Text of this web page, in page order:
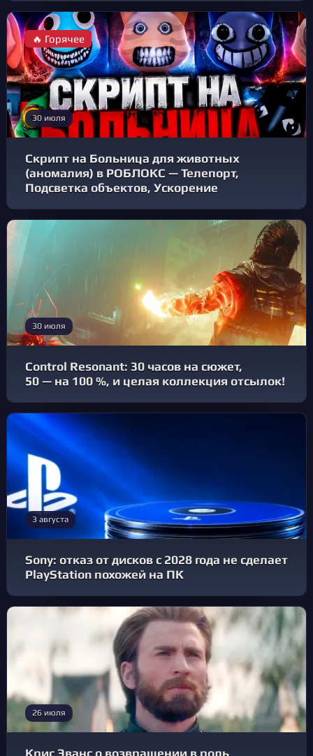
🔥 Горячее
30 июля
Скрипт на Больница для животных
(аномалия) в РОБЛОКС — Телепорт,
Подсветка объектов, Ускорение
30 июля
Control Resonant: 30 часов на сюжет,
50 — на 100 %, и целая коллекция отсылок!
3 августа
Sony: отказ от дисков с 2028 года не сделает
PlayStation похожей на ПК
26 июля